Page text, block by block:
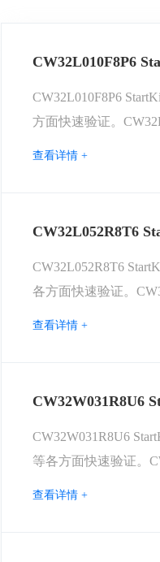
CW32L010F8P6
CW32L010F8P6
方面快速验证。
查看详情 +
CW32L052R8T6
CW32L052R8T6
各方面快速验证。
查看详情 +
CW32W031R8U6
CW32W031R8U6
等各方面快速验证。
查看详情 +